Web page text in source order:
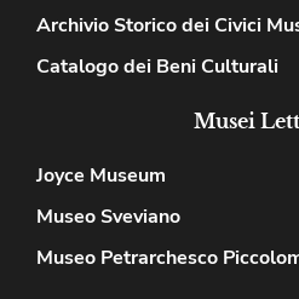
Archivio Storico dei Civici
Catalogo dei Beni Culturali
Musei
Joyce Museum
Museo Sveviano
Museo Petrarchesco